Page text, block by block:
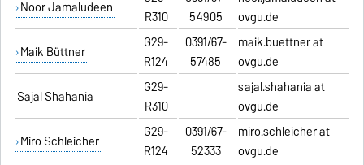
Noor Jamaludeen
R310
54905
ovgu.de
Maik Büttner
G29-
R124
0391/67-
57485
maik.buettner at
ovgu.de
Saijal Shahania
G29-
R310
saijal.shahania at
ovgu.de
Miro Schleicher
G29-
R124
0391/67-
52333
miro.schleicher at
ovgu.de